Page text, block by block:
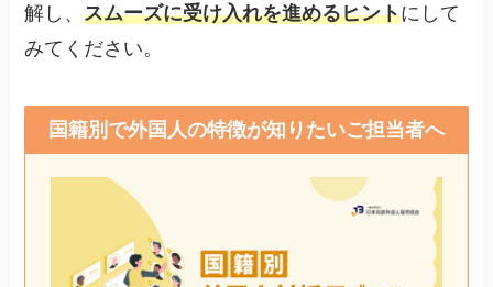
解し、スムーズに受け入れを進めるヒントにして
みてください。
国籍別で外国人の特徴が知りたいご担当者へ